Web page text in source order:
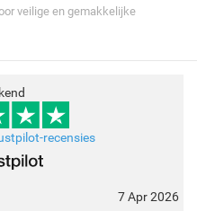
veilige en gemakkelijke
recensies
7 Apr 2026